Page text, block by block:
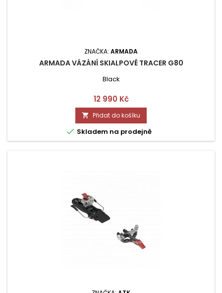
ZNAČKA: ARMADA
ARMADA VÁZÁNÍ SKIALPOVÉ TRACER G80
Black
Cena
12 990 Kč
 Přidat do košíku
 Skladem na prodejně